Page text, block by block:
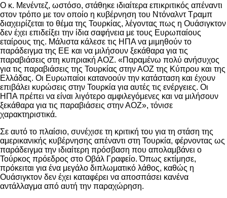
Ο κ. Μενέντεζ, ωστόσο, στάθηκε ιδιαίτερα επικριτικός απέναντι
στον τρόπο με τον οποίο η κυβέρνηση του Ντόναλντ Τραμπ
διαχειρίζεται το θέμα της Τουρκίας, λέγοντας πως η Ουάσιγκτον
δεν έχει επιδείξει την ίδια σαφήνεια με τους Ευρωπαίους
εταίρους της. Μάλιστα κάλεσε τις ΗΠΑ να μιμηθούν το
παράδειγμα της ΕΕ και να μιλήσουν ξεκάθαρα για τις
παραβιάσεις στη κυπριακή ΑΟΖ. «Παραμένω πολύ ανήσυχος
για τις παραβιάσεις της Τουρκίας στην ΑΟΖ της Κύπρου και της
Ελλάδας. Οι Ευρωπαίοι κατανοούν την κατάσταση και έχουν
επιβάλει κυρώσεις στην Τουρκία για αυτές τις ενέργειες. Οι
ΗΠΑ πρέπει να είναι λιγότερο αμφιλεγόμενες και να μιλήσουν
ξεκάθαρα για τις παραβιάσεις στην ΑΟΖ», τόνισε
χαρακτηριστικά.
Σε αυτό το πλαίσιο, συνέχισε τη κριτική του για τη στάση της
αμερικανικής κυβέρνησης απέναντι στη Τουρκία, φέρνοντας ως
παράδειγμα την ιδιαίτερη πρόσβαση που απολαμβάνει ο
Τούρκος πρόεδρος στο Οβάλ Γραφείο. Όπως εκτίμησε,
πρόκειται για ένα μεγάλο διπλωματικό λάθος, καθώς η
Ουάσιγκτον δεν έχει καταφέρει να αποσπάσει κανένα
αντάλλαγμα από αυτή την παραχώρηση.